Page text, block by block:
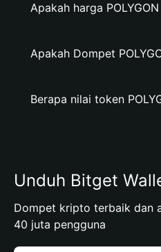
Apakah harga
Apakah Dompet
Berapa nilai token
Unduh Bitget
Dompet kripto terbaik dan
40 juta pengguna